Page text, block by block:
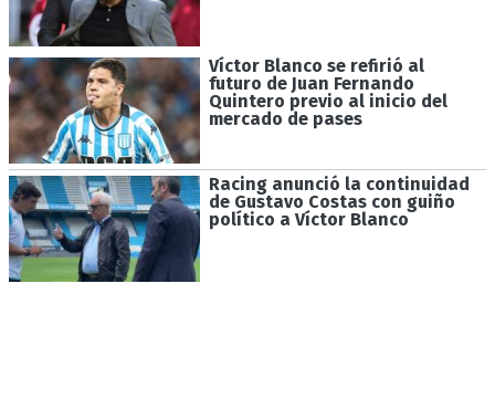
Víctor Blanco se refirió al
futuro de Juan Fernando
Quintero previo al inicio del
mercado de pases
Racing anunció la continuidad
de Gustavo Costas con guiño
político a Víctor Blanco